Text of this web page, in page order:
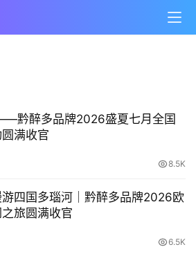
黔醉多品牌2026盛夏七月全国
满收官
8.5K
四国多瑙河｜黔醉多品牌2026欧
旅圆满收官
6.5K